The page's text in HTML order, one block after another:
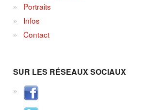
Portraits
Infos
Contact
SUR LES RÉSEAUX SOCIAUX